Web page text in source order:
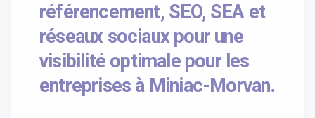
référencement, SEO, SEA et
réseaux sociaux pour une
visibilité optimale pour les
entreprises à Miniac-Morvan.